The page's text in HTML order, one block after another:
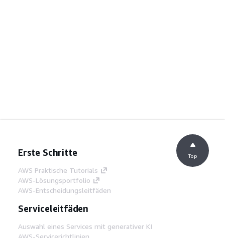
Erste Schritte
AWS Praktische Tutorials
AWS-Lösungsportfolio
AWS-Entscheidungsleitfäden
Serviceleitfäden
Auswahl eines Services mit generativer KI
AWS-Servicerichtlinien
Top